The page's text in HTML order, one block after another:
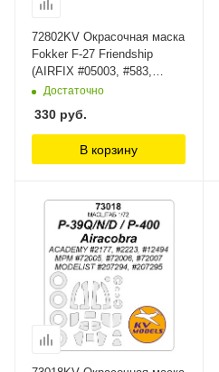
72802KV Окрасочная маска
Fokker F-27 Friendship
(AIRFIX #05003, #583,
#05003-4, #A-104) + маски
Models
Достаточно
330 руб.
В корзину